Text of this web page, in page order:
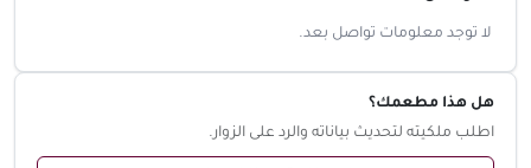
لا توجد معلومات تواصل بعد.
هل هذا مطعمك؟
اطلب ملكيته لتحديث بياناته والرد على الزوار.